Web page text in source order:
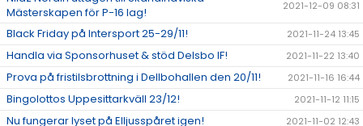
Mästerskapen för P-16 lag!
2021-12-09 08:31
Black Friday på Intersport 25-29/11! 2021-11-24 13:45
Handla via Sponsorhuset & stöd Delsbo IF! 2021-11-22 13:40
Prova på fristilsbrottning i Dellbohallen den 20/11! 2021-11-16 16:44
Bingolottos Uppesittarkväll 23/12! 2021-11-12 11:15
Nu fungerar lyset på Elljusspåret igen! 2021-11-02 12:43